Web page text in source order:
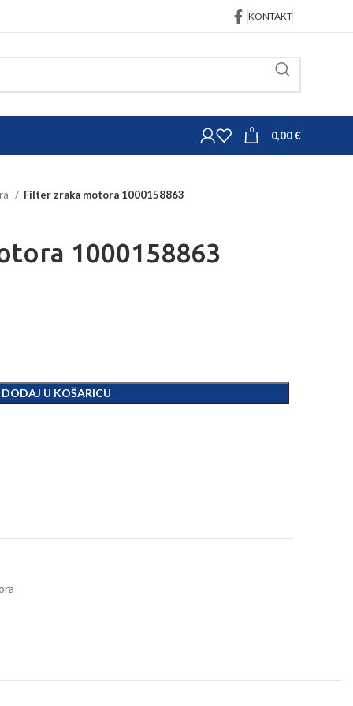
KONTAKT
0 0,00€
Filter zraka motora 1000158863
1000158863
DODAJ U KOŠARICU